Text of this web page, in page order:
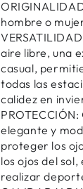
hombre o
aire libre, una
casual,
todas las
calidez en
elegante y
proteger los
los ojos del
realizar